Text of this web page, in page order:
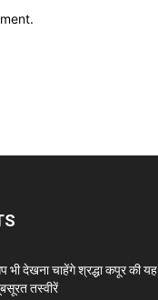
भी देखना चाहेंगे श्रद्धा कपूर की यह
तस्वीरें